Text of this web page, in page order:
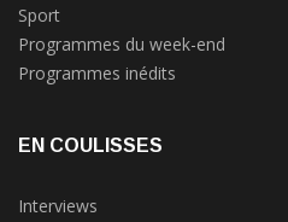
Sport
Programmes du week-end
Programmes inédits
EN COULISSES
Interviews